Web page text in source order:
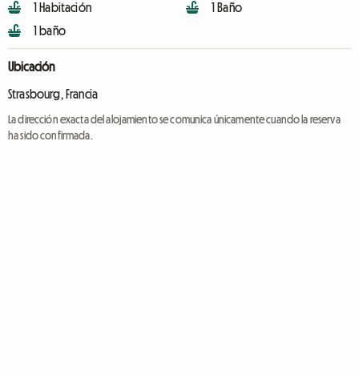
1 Habitación
1 baño
1 Baño
Ubicación
Strasbourg, Francia
La dirección exacta del alojamiento se comunica únicamente cuando la reserva
ha sido confirmada.